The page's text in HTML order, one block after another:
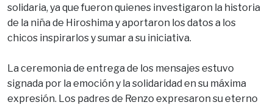
solidaria, ya que fueron quienes investigaron la historia
de la niña de Hiroshima y aportaron los datos a los
chicos inspirarlos y sumar a su iniciativa.
La ceremonia de entrega de los mensajes estuvo
signada por la emoción y la solidaridad en su máxima
expresión. Los padres de Renzo expresaron su eterno